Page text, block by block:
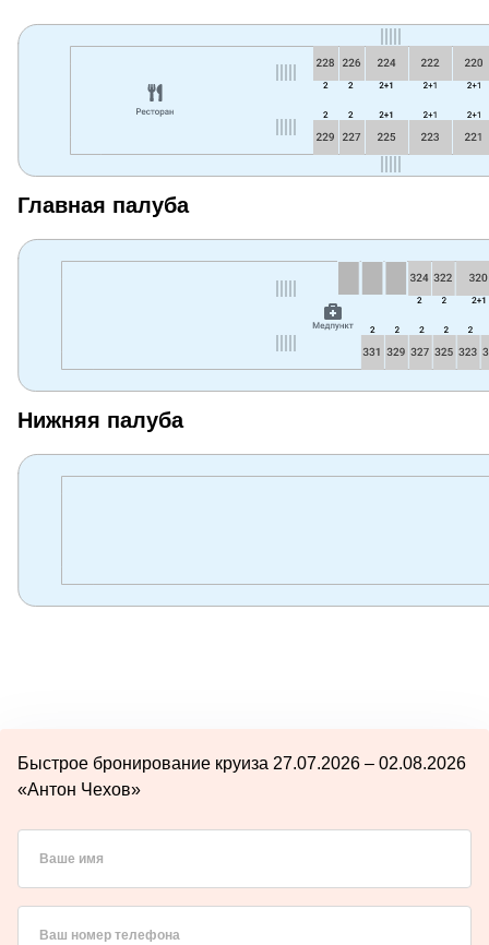
Главная палуба
Нижняя палуба
Быстрое бронирование круиза 27.07.2026 – 02.08.2026
«Антон Чехов»
Ваше имя
Ваш номер телефона